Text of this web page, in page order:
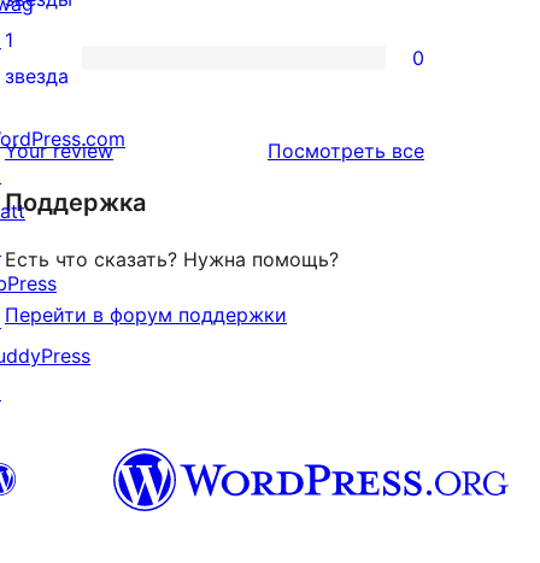
отзыв
2-
звездный
0
звездный
1
звезда
0
Your review Посмотреть всеотзывы
Поддержка
Есть что сказать? Нужна помощь?
Перейти в форум поддержки